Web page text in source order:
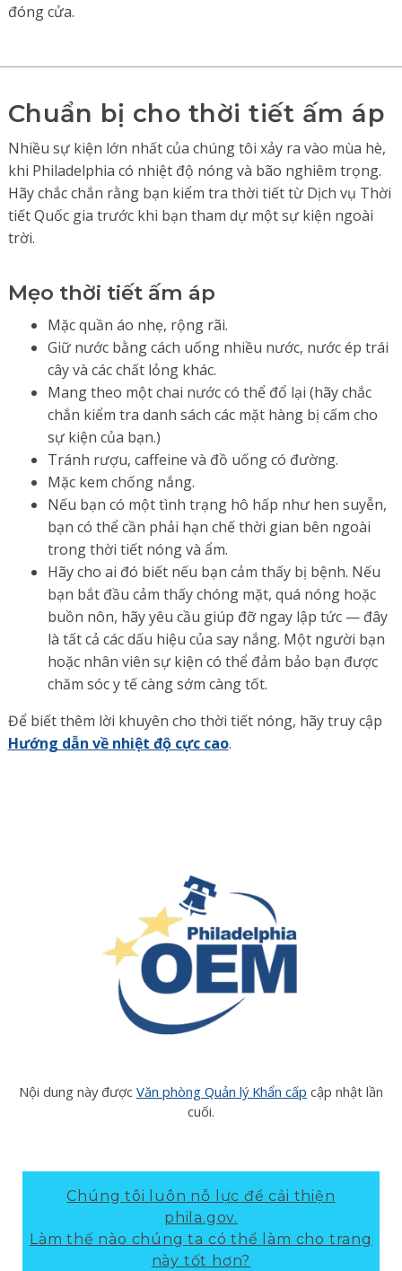
đóng cửa.
Chuẩn bị cho thời tiết ấm áp
Nhiều sự kiện lớn nhất của chúng tôi xảy ra vào mùa hè,
khi Philadelphia có nhiệt độ nóng và bão nghiêm trọng.
Hãy chắc chắn rằng bạn kiểm tra thời tiết từ Dịch vụ Thời
tiết Quốc gia trước khi bạn tham dự một sự kiện ngoài
trời.
Mẹo thời tiết ấm áp
Mặc quần áo nhẹ, rộng rãi.
Giữ nước bằng cách uống nhiều nước, nước ép trái
cây và các chất lỏng khác.
Mang theo một chai nước có thể đổ lại (hãy chắc
chắn kiểm tra danh sách các mặt hàng bị cấm cho
sự kiện của bạn.)
Tránh rượu, caffeine và đồ uống có đường.
Mặc kem chống nắng.
Nếu bạn có một tình trạng hô hấp như hen suyễn,
bạn có thể cần phải hạn chế thời gian bên ngoài
trong thời tiết nóng và ẩm.
Hãy cho ai đó biết nếu bạn cảm thấy bị bệnh. Nếu
bạn bắt đầu cảm thấy chóng mặt, quá nóng hoặc
buồn nôn, hãy yêu cầu giúp đỡ ngay lập tức — đây
là tất cả các dấu hiệu của say nắng. Một người bạn
hoặc nhân viên sự kiện có thể đảm bảo bạn được
chăm sóc y tế càng sớm càng tốt.
Để biết thêm lời khuyên cho thời tiết nóng, hãy truy cập
Hướng dẫn về nhiệt độ cực cao.
Nội dung này được Văn phòng Quản lý Khẩn cấp cập nhật lần
cuối.
Chúng tôi luôn nỗ lực để cải thiện
phila.gov.
Làm thế nào chúng ta có thể làm cho trang
này tốt hơn?